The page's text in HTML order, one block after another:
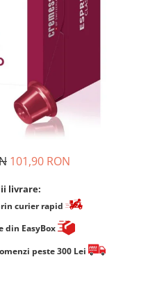
101,90 RON
livrare:
curier rapid
din EasyBox
peste 300 Lei